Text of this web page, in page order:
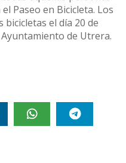
Paseo en Bicicleta. Los
el día 20 de
de Utrera.